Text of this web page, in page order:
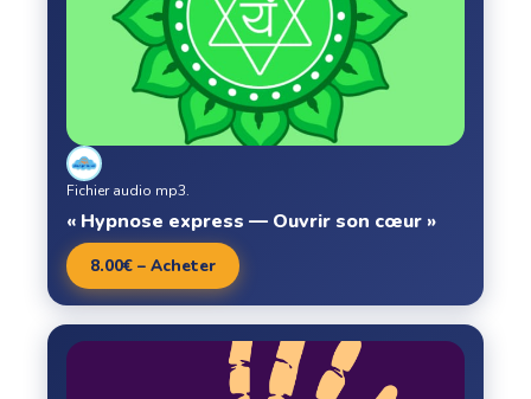
« Hypnose express — Ouvrir son cœur »
Fichier audio mp3.
8.00€ – Acheter